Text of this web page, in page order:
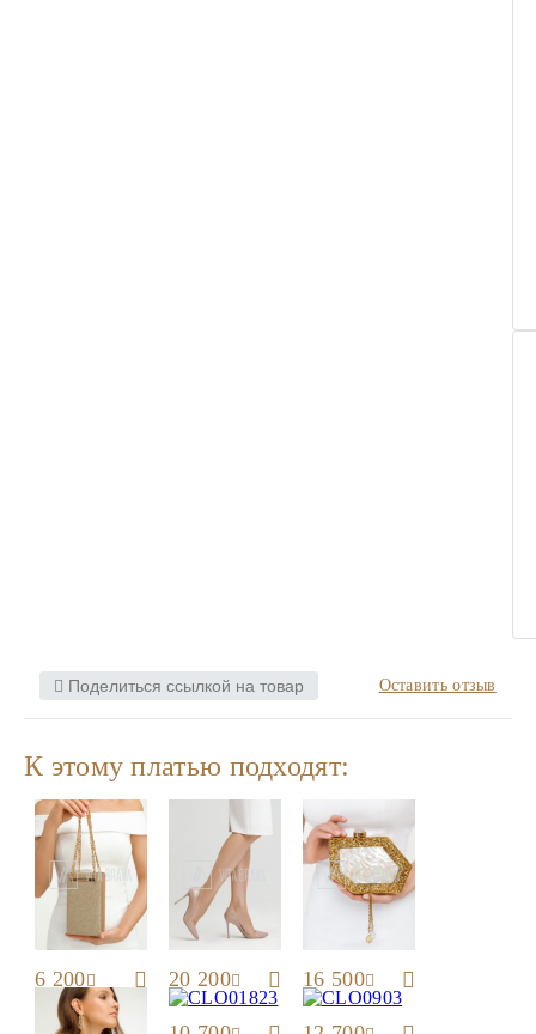
Поделиться ссылкой на товар Оставить отзыв
К этому платью подходят:
6 200 20 200 16 500